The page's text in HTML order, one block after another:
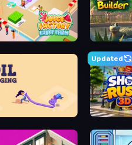
Juice Factory - Fruit Farm
Updated
Oil Digging